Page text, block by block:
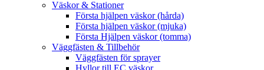
Väskor & Stationer
Första hjälpen väskor (hårda)
Första hjälpen väskor (mjuka)
Första Hjälpen väskor (tomma)
Väggfästen & Tillbehör
Väggfästen för sprayer